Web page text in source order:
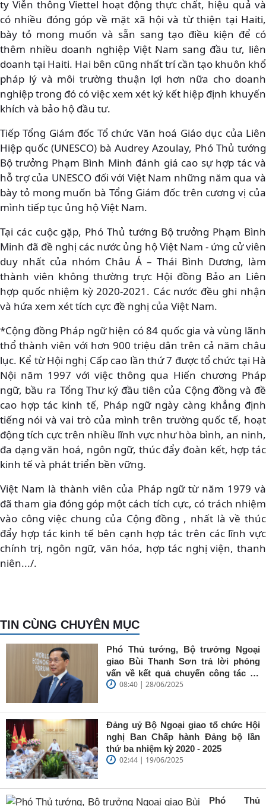
ty Viễn thông Viettel hoạt động thực chất, hiệu quả và
có nhiều đóng góp về mặt xã hội và từ thiện tại Haiti,
bày tỏ mong muốn và sẵn sang tạo điều kiện để có
thêm nhiều doanh nghiệp Việt Nam sang đầu tư, liên
doanh tại Haiti. Hai bên cũng nhất trí cần tạo khuôn khổ
pháp lý và môi trường thuận lợi hơn nữa cho doanh
nghiệp trong đó có việc xem xét ký kết hiệp định khuyến
khích và bảo hộ đầu tư.
Tiếp Tổng Giám đốc Tổ chức Văn hoá Giáo dục của Liên
Hiệp quốc (UNESCO) bà Audrey Azoulay, Phó Thủ tướng
Bộ trưởng Phạm Bình Minh đánh giá cao sự hợp tác và
hỗ trợ của UNESCO đối với Việt Nam những năm qua và
bày tỏ mong muốn bà Tổng Giám đốc trên cương vị của
mình tiếp tục ủng hộ Việt Nam.
Tại các cuộc gặp, Phó Thủ tướng Bộ trưởng Phạm Bình
Minh đã đề nghị các nước ủng hộ Việt Nam - ứng cử viên
duy nhất của nhóm Châu Á – Thái Bình Dương, làm
thành viên không thường trực Hội đồng Bảo an Liên
hợp quốc nhiệm kỳ 2020-2021. Các nước đều ghi nhận
và hứa xem xét tích cực đề nghị của Việt Nam.
*Cộng đồng Pháp ngữ hiện có 84 quốc gia và vùng lãnh
thổ thành viên với hơn 900 triệu dân trên cả năm châu
lục. Kể từ Hội nghị Cấp cao lần thứ 7 được tổ chức tại Hà
Nội năm 1997 với việc thông qua Hiến chương Pháp
ngữ, bầu ra Tổng Thư ký đầu tiên của Cộng đồng và đề
cao hợp tác kinh tế, Pháp ngữ ngày càng khẳng định
tiếng nói và vai trò của mình trên trường quốc tế, hoạt
động tích cực trên nhiều lĩnh vực như hòa bình, an ninh,
đa dạng văn hoá, ngôn ngữ, thúc đẩy đoàn kết, hợp tác
kinh tế và phát triển bền vững.
Việt Nam là thành viên của Pháp ngữ từ năm 1979 và
đã tham gia đóng góp một cách tích cực, có trách nhiệm
vào công việc chung của Cộng đồng , nhất là về thúc
đẩy hợp tác kinh tế bên cạnh hợp tác trên các lĩnh vực
chính trị, ngôn ngữ, văn hóa, hợp tác nghị viện, thanh
niên.../.
TIN CÙNG CHUYÊN MỤC
Phó Thủ tướng, Bộ trưởng Ngoại
giao Bùi Thanh Sơn trả lời phỏng
vấn về kết quả chuyến công tác tại
Trung Quốc của Thủ tướng Chính
08:40 | 28/06/2025
Đảng uỷ Bộ Ngoại giao tổ chức Hội
nghị Ban Chấp hành Đảng bộ lần
thứ ba nhiệm kỳ 2020 - 2025
02:44 | 19/06/2025
Phó Thủ